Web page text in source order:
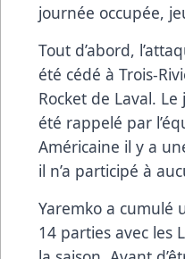
journée occupée,
Tout d’abord,
été cédé à Trois-
Rocket de Laval.
été rappelé par
Américaine il y a
il n’a participé à
Yaremko a cumulé
14 parties avec les